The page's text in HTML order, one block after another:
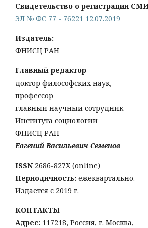
Свидетельство о регистрации
ЭЛ № ФС 77 - 76221 12.07.2019
Издатель:
ФНИСЦ РАН
Главный редактор
доктор философских наук,
профессор
главный научный сотрудник
Института социологии
ФНИСЦ РАН
Евгений Васильевич Семенов
ISSN 2686-827X (online)
Периодичность: ежеквартально.
Издается с 2019 г.
КОНТАКТЫ
Адрес: 117218, Россия, г. Москва,